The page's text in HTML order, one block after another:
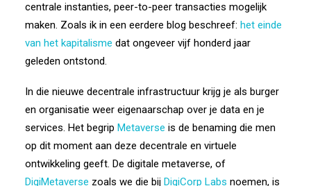
centrale instanties, peer-to-peer transacties mogelijk
maken. Zoals ik in een eerdere blog beschreef: het einde
van het kapitalisme dat ongeveer vijf honderd jaar
geleden ontstond.
In die nieuwe decentrale infrastructuur krijg je als burger
en organisatie weer eigenaarschap over je data en je
services. Het begrip Metaverse is de benaming die men
op dit moment aan deze decentrale en virtuele
ontwikkeling geeft. De digitale metaverse, of
DigiMetaverse zoals we die bij DigiCorp Labs noemen, is